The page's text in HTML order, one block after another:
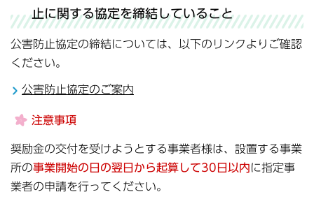
止に関する協定を締結していること
公害防止協定の締結については、以下のリンクよりご確認
ください。
公害防止協定のご案内
注意事項
奨励金の交付を受けようとする事業者様は、設置する事業
所の事業開始の日の翌日から起算して30日以内に指定事
業者の申請を行ってください。